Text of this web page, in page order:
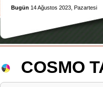
Bugün 14 Ağustos 2023, Pazartesi
COSMO